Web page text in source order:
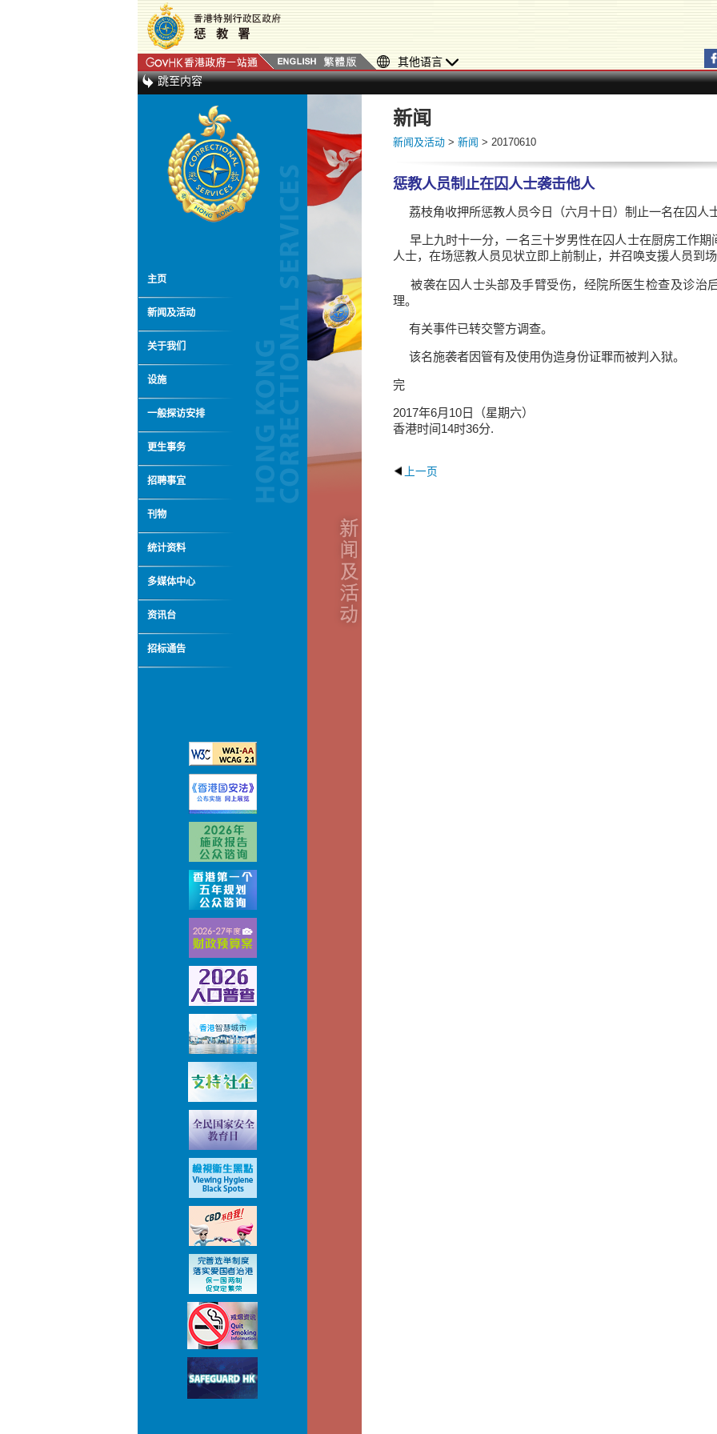
其他语言
跳至内容
主页
新闻及活动
关于我们
设施
一般探访安排
更生事务
招聘事宜
刊物
统计资料
多媒体中心
资讯台
招标通告
新闻
新闻及活动 > 新闻 > 20170610
惩教人员制止在囚人士袭击他人
荔枝角收押所惩教人员今日（六月十日）制止一名在囚人
早上九时十一分，一名三十岁男性在囚人士在厨房工作期
人士，在场惩教人员见状立即上前制止，并召唤支援人员到
被袭在囚人士头部及手臂受伤，经院所医生检查及诊治
理。
有关事件已转交警方调查。
该名施袭者因管有及使用伪造身份证罪而被判入狱。
完
2017年6月10日（星期六）
香港时间14时36分.
上一页